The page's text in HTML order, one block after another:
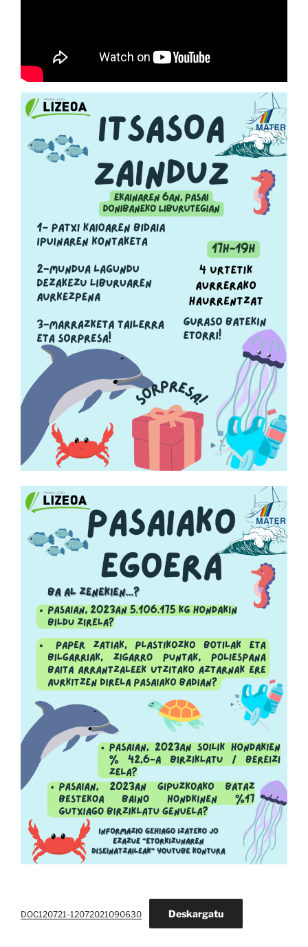
DOC120721-12072021090630 Deskargatu